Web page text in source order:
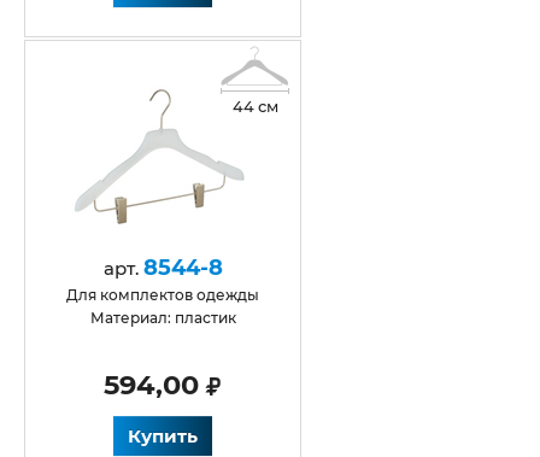
44 см
арт. 8544-8
Для комплектов одежды
Материал: пластик
594,00
Купить